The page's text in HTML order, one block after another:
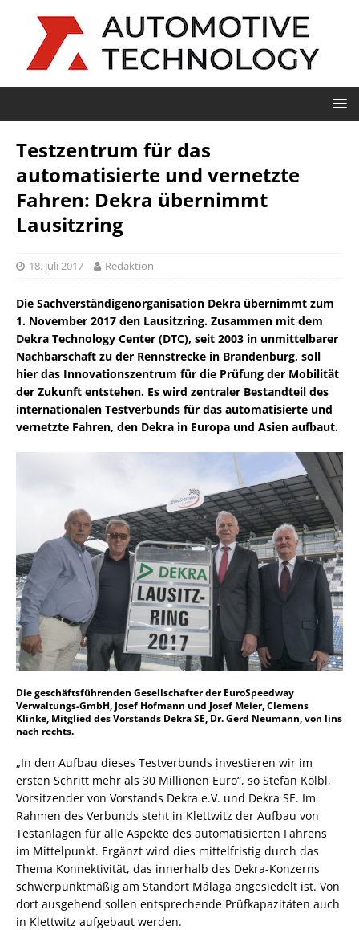
Testzentrum für das
automatisierte und vernetzte
Fahren: Dekra übernimmt
Lausitzring
18. Juli 2017 Redaktion
Die Sachverständigenorganisation Dekra übernimmt zum
1. November 2017 den Lausitzring. Zusammen mit dem
Dekra Technology Center (DTC), seit 2003 in unmittelbarer
Nachbarschaft zu der Rennstrecke in Brandenburg, soll
hier das Innovationszentrum für die Prüfung der Mobilität
der Zukunft entstehen. Es wird zentraler Bestandteil des
internationalen Testverbunds für das automatisierte und
vernetzte Fahren, den Dekra in Europa und Asien aufbaut.
Die geschäftsführenden Gesellschafter der EuroSpeedway
Verwaltungs-GmbH, Josef Hofmann und Josef Meier, Clemens
Klinke, Mitglied des Vorstands Dekra SE, Dr. Gerd Neumann, von lins
nach rechts.
„In den Aufbau dieses Testverbunds investieren wir im
ersten Schritt mehr als 30 Millionen Euro“, so Stefan Kölbl,
Vorsitzender von Vorstands Dekra e.V. und Dekra SE. Im
Rahmen des Verbunds steht in Klettwitz der Aufbau von
Testanlagen für alle Aspekte des automatisierten Fahrens
im Mittelpunkt. Ergänzt wird dies mittelfristig durch das
Thema Konnektivität, das innerhalb des Dekra-Konzerns
schwerpunktmäßig am Standort Málaga angesiedelt ist. Von
dort ausgehend sollen entsprechende Prüfkapazitäten auch
in Klettwitz aufgebaut werden.